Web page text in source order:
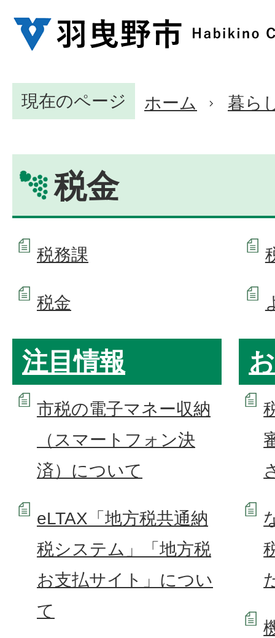
現在のページ ホーム 暮ら
税金
税務課
税金
注目情報
市税の電子マネー収納
（スマートフォン決
済）について
eLTAX「地方税共通納
税システム」「地方税
お支払サイト」につい
て